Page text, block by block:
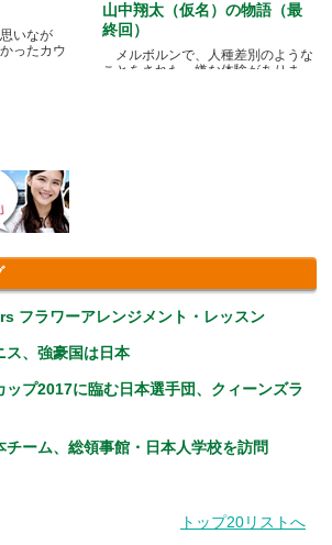
いなが
ったカウ
山中翔太（仮名）の物語（最
終回）
メルボルンで、人種差別のような
ことをされた、嫌な体験がありま
フラワーアレンジメント・レッスン
ス、強豪国は日本
ップ2017に臨む日本選手団、クィーンズラ
チーム、総領事館・日本人学校を訪問
トップ20リストへ